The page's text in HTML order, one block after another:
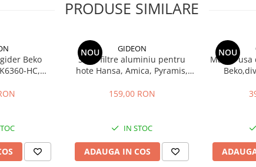
PRODUSE SIMILARE
Beko
HC,
NOU GIDEON
Set 2 filtre aluminiu pentru
hote Hansa, Amica, Pyramis,
mobila, 47.7x20.4 cm si
159,00 RON
IN STOC
ADAUGA IN COS
NOU
Maner usa